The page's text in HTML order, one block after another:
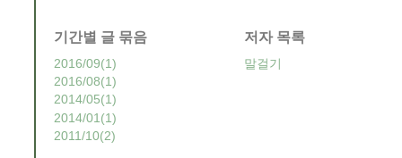
기간별 글 묶음
2016/09(1)
2016/08(1)
2014/05(1)
2014/01 (1)
2011/10(2)
저자 목록
말걸기